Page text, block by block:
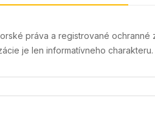
práva a registrované ochranné
je len informatívneho charakteru.